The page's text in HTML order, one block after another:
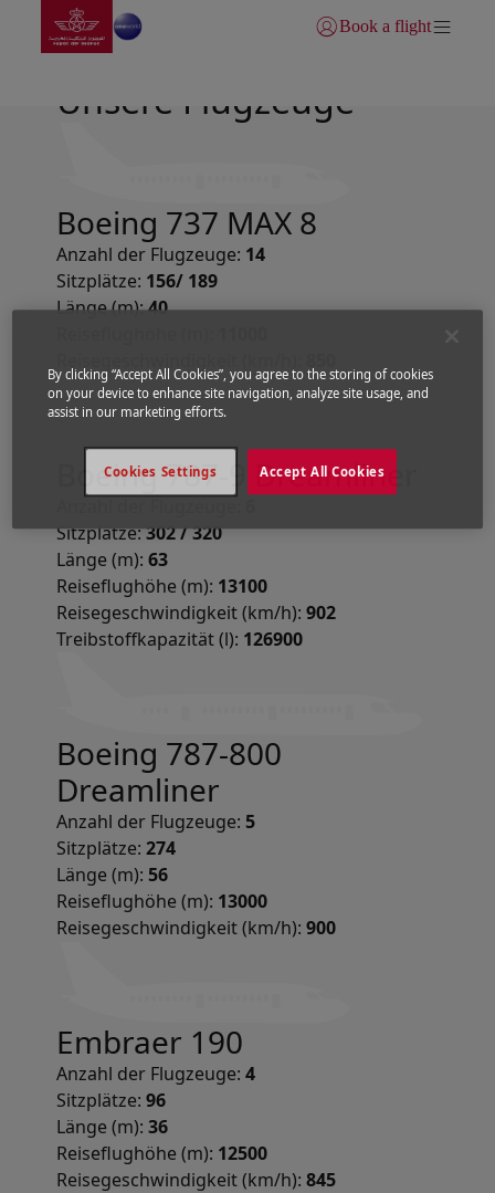
Zum Hauptinhalt springen
Zur HauptseiteAnmelden | Beitreten)
Book a flight
Unsere Flugzeuge
Boeing 737 MAX 8
Anzahl der Flugzeuge: 14
Sitzplätze: 156/ 189
Länge (m):40
Boeing 787-9 Dreamliner
Sitzplätze:302 / 320
Länge (m): 63
Reiseflughöhe (m): 13100
Reisegeschwindigkeit (km/h): 902
Treibstoffkapazität (l): 126900
Boeing 787-800
Dreamliner
Anzahl der Flugzeuge: 5
Sitzplätze: 274
Länge (m): 56
Reiseflughöhe (m): 13000
Reisegeschwindigkeit (km/h): 900
Embraer 190
Anzahl der Flugzeuge: 4
Sitzplätze: 96
Länge (m): 36
Reiseflughöhe (m): 12500
Reisegeschwindigkeit (km/h): 845
By clicking “Accept All Cookies”, you agree to the storing of cookies
on your device to enhance site navigation, analyze site usage, and
assist in our marketing efforts.
Accept All Cookies
Cookies Settings